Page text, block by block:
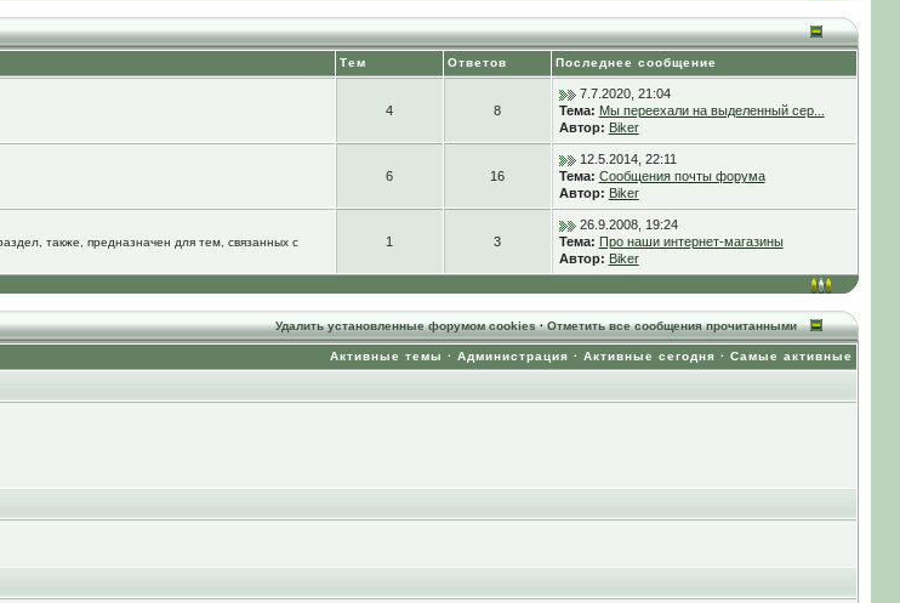
Тем Ответов Последнее сообщение
4 8
7.7.2020, 21:04
Тема: Мы переехали на выделенный сер...
Автор: Biker
6 16
12.5.2014, 22:11
Тема: Сообщения почты форума
Автор: Biker
также, предназначен для тем, связанных с
1 3
26.9.2008, 19:24
Тема: Про наши интернет-магазины
Автор: Biker
Удалить установленные форумом cookies·Отметить все сообщения прочитанными
Активные темы · Администрация · Активные сегодня · Самые активные